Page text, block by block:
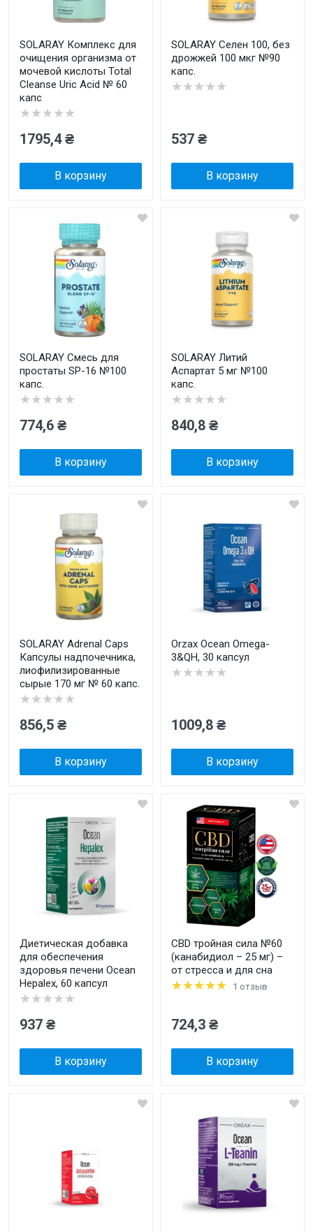
SOLARAY Комплекс для
очищения организма от
мочевой кислоты Total
Cleanse Uric Acid № 60
капс
★★★★★
1795,4 ₴
В корзину
SOLARAY Селен 100, без
дрожжей 100 мкг №90
капс.
★★★★★
537 ₴
В корзину
SOLARAY Смесь для
простаты SP-16 №100
капс.
★★★★★
774,6 ₴
В корзину
SOLARAY Литий
Аспартат 5 мг №100
капс.
★★★★★
840,8 ₴
В корзину
SOLARAY Adrenal Caps
Капсулы надпочечника,
лиофилизированные
сырые 170 мг № 60 капс.
★★★★★
856,5 ₴
В корзину
Orzax Ocean Omega-
3&QH, 30 капсул
★★★★★
1009,8 ₴
В корзину
Диетическая добавка
для обеспечения
здоровья печени Ocean
Hepalex, 60 капсул
★★★★★
937 ₴
В корзину
CBD тройная сила №60
(канабидиол – 25 мг) –
от стресса и для сна
★★★★★ 1 отзыв
724,3 ₴
В корзину